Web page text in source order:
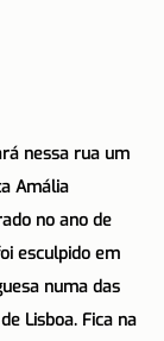
nessa rua um
Amália
no ano de
esculpido em
numa das
Lisboa. Fica na